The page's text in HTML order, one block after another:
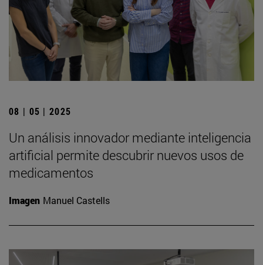
08 | 05 | 2025
Un análisis innovador mediante inteligencia
artificial permite descubrir nuevos usos de
medicamentos
Imagen Manuel Castells